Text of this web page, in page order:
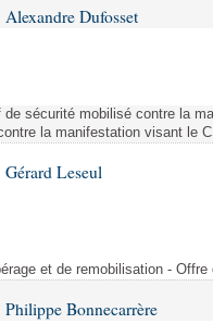
Dufosset
sécurité mobilisé contre la
la manifestation visant le
Leseul
et de remobilisation -
Bonnecarrère